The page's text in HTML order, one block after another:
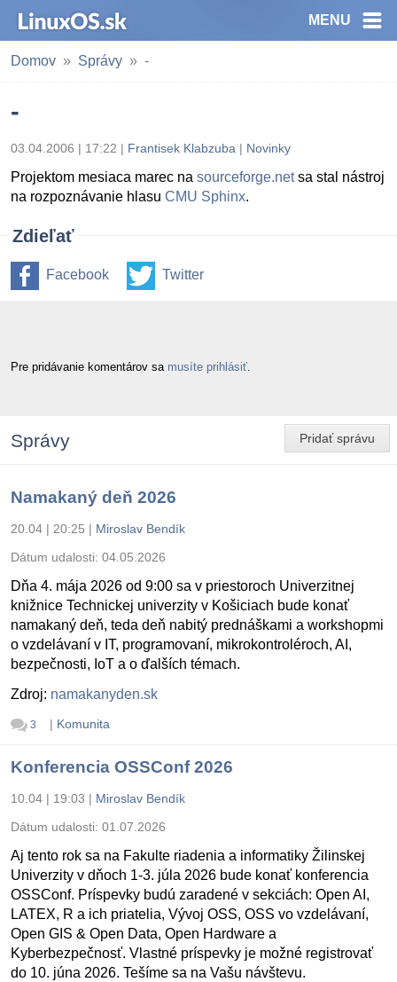
MENU
Domov Správy -
-
03.04.2006 | 17:22 | Frantisek Klabzuba | Novinky
Projektom mesiaca marec na sourceforge.netsa stal nástroj
na rozpoznávanie hlasu CMU Sphinx.
Zdieľať
Facebook Twitter
Pre pridávanie komentárov sa musíte prihlásiť
Pridať správu
Správy
Namakaný deň 2026
20.04 | 20:25 | Miroslav Bendík
Dátum udalosti: 04.05.2026
Dňa 4. mája 2026 od 9:00 sa v priestoroch Univerzitnej
knižnice Technickej univerzity v Košiciach bude konať
namakaný deň, teda deň nabitý prednáškami a workshopmi
o vzdelávaní v IT, programovaní, mikrokontroléroch, AI,
bezpečnosti, IoT a o ďalších témach.
Zdroj: namakanyden.sk
3 | Komunita
Konferencia OSSConf 2026
10.04 | 19:03 | Miroslav Bendík
Dátum udalosti: 01.07.2026
Aj tento rok sa na Fakulte riadenia a informatiky Žilinskej
Univerzity v dňoch 1-3. júla 2026 bude konať konferencia
OSSConf. Príspevky budú zaradené v sekciách: Open AI,
LATEX, R a ich priatelia, Vývoj OSS, OSS vo vzdelávaní,
Open GIS & Open Data, Open Hardware a
Kyberbezpečnosť. Vlastné príspevky je možné registrovať
do 10. júna 2026. Tešíme sa na Vašu návštevu.